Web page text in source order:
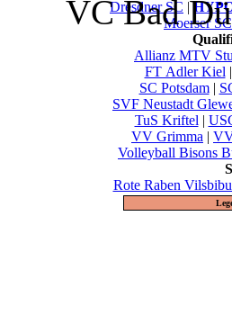
Dresdner SC |
Moerser SC
Allianz MTV
FT Adler Kiel
SC Potsdam|
SVF Neustadt
TuS Kriftel |
VV Grimma |
Volleyball Bisons
Rote Raben
VC Bad